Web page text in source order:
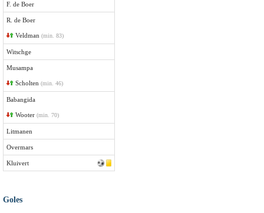
F. de Boer
R. de Boer
Veldman (min. 83)
Witschge
Musampa
Scholten (min. 46)
Babangida
Wooter (min. 70)
Litmanen
Overmars
Kluivert
Goles